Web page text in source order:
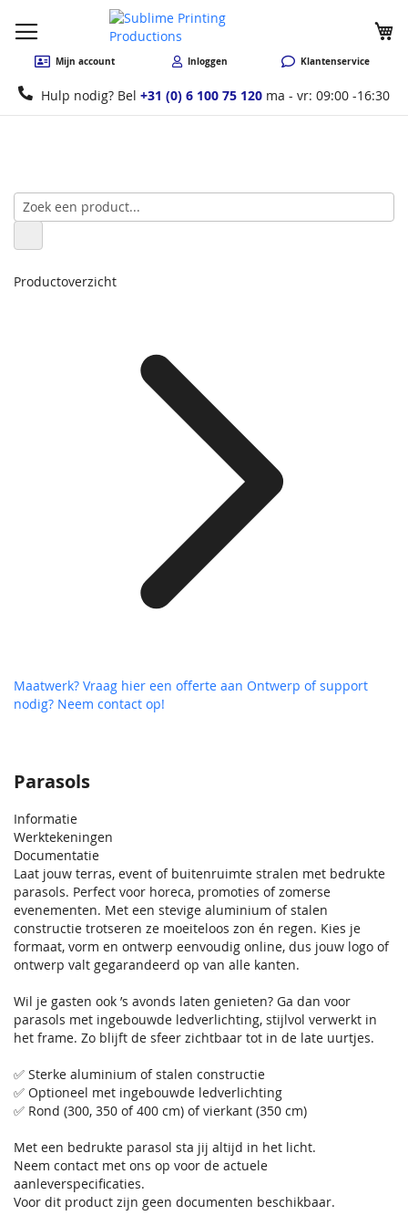
Mijn account Inloggen Klantenservice
Hulp nodig? Bel +31 (0) 6 100 75 120 ma - vr: 09:00 -16:30
Parasols
Informatie
Werktekeningen
Documentatie
Laat jouw terras, event of buitenruimte stralen met bedrukte
parasols. Perfect voor horeca, promoties of zomerse
evenementen. Met een stevige aluminium of stalen
constructie trotseren ze moeiteloos zon én regen. Kies je
formaat, vorm en ontwerp eenvoudig online, dus jouw logo of
ontwerp valt gegarandeerd op van alle kanten.
Wil je gasten ook ’s avonds laten genieten? Ga dan voor
parasols met ingebouwde ledverlichting, stijlvol verwerkt in
het frame. Zo blijft de sfeer zichtbaar tot in de late uurtjes.
✅ Sterke aluminium of stalen constructie
✅ Optioneel met ingebouwde ledverlichting
✅ Rond (300, 350 of 400 cm) of vierkant (350 cm)
Met een bedrukte parasol sta jij altijd in het licht.
Neem contact met ons op voor de actuele
aanleverspecificaties.
Voor dit product zijn geen documenten beschikbaar.
Productoverzicht
Maatwerk? Vraag hier een offerte aan Ontwerp of support
nodig? Neem contact op!